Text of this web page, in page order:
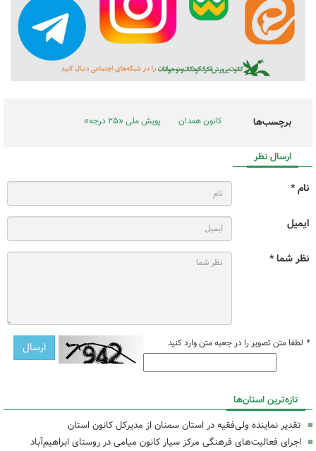
برچسب‌ها کانون همدان پویش ملی «۲۵ درجه»
ارسال نظر
نام *
ایمیل
نظر شما *
* لطفا متن تصویر را در جعبه متن وارد کنید
تازه‌ترین استان‌ها
تقدیر نماینده ولی‌فقیه در استان سمنان از مدیرکل کانون استان
اجرای فعالیت‌های فرهنگی مرکز سیار کانون میامی در روستای ابراهیم‌آباد